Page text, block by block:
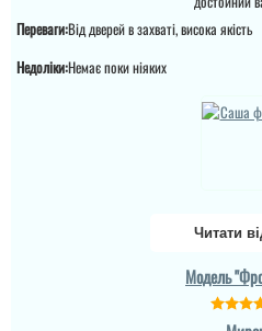
Переваги:Від дверей в захваті, висока якість
Недоліки:Немає поки ніяких
Читати
Модель